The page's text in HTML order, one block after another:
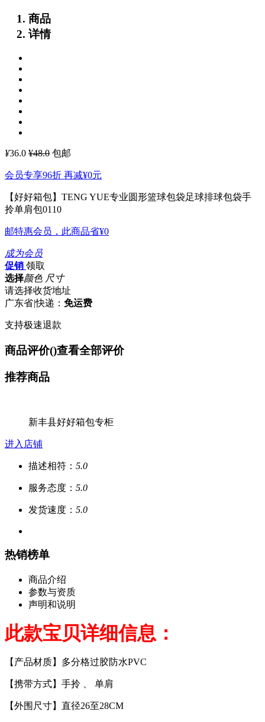
商品
详情
¥36.0 ¥48.0 包邮
会员专享96折 再减¥0元
【好好箱包】TENG YUE专业圆形篮球包袋足球排球包袋手
拎单肩包0110
邮特惠会员，此商品省¥0
成为会员
促销 领取
选择颜色 尺寸
请选择收货地址
广东省|快递： 免运费
支持极速退款
商品评价()查看全部评价
推荐商品
新丰县好好箱包专柜
进入店铺
描述相符： 5.0
服务态度： 5.0
发货速度： 5.0
热销榜单
商品介绍
参数与资质
声明和说明
此款宝贝详细信息：
【产品材质】多分格过胶防水PVC
【携带方式】手拎 、 单肩
【外围尺寸】直径26至28CM